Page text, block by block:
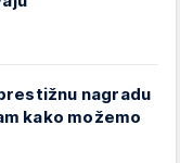
nagradu
kako možemo